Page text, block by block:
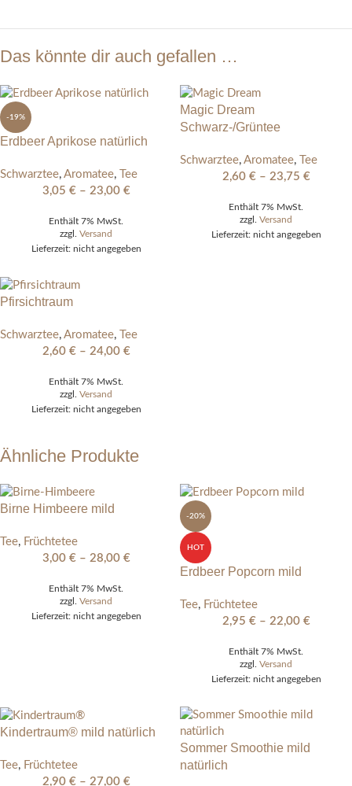
Das könnte dir auch gefallen …
-19%
Erdbeer Aprikose natürlich
Schwarztee, Aromatee,
Tee
3,05 € – 23,00 €
Enthält 7% MwSt.
zzgl. Versand
Lieferzeit: nicht angegeben
Magic Dream
Schwarz-/Grüntee
Schwarztee, Aromatee,
Tee
2,60 € – 23,75 €
Enthält 7% MwSt.
zzgl. Versand
Lieferzeit: nicht angegeben
Pfirsichtraum
Schwarztee, Aromatee, Tee
2,60 € – 24,00 €
Enthält 7% MwSt.
zzgl. Versand
Lieferzeit: nicht angegeben
Ähnliche Produkte
Birne Himbeere mild
Tee, Früchtetee
3,00 € – 28,00 €
Enthält 7% MwSt.
zzgl. Versand
Lieferzeit: nicht angegeben
-20%
HOT
Erdbeer Popcorn mild
Tee, Früchtetee
2,95 € – 22,00 €
Enthält 7% MwSt.
zzgl. Versand
Lieferzeit: nicht angegeben
Kindertraum® mild natürlich
Tee, Früchtetee
2,90 € – 27,00 €
Sommer Smoothie mild
natürlich